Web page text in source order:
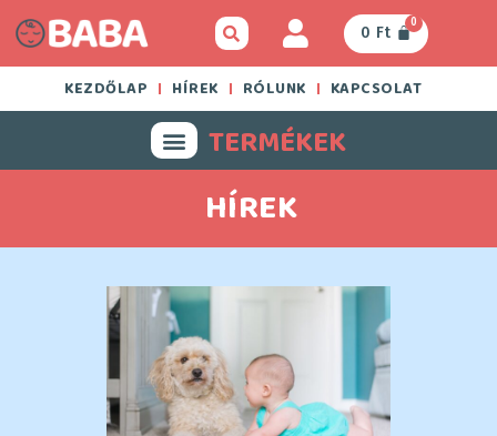
0 Ft
0
KEZDŐLAP HÍREK RÓLUNK KAPCSOLAT
TERMÉKEK
HÍREK